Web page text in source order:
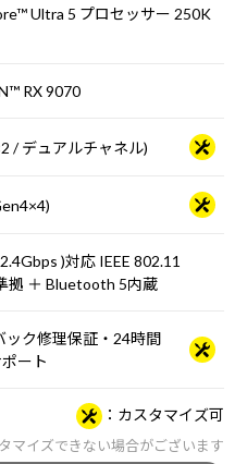
Ultra 5 プロセッサー 250K
RX 9070
/ デュアルチャネル)
)対応 IEEE 802.11
拠 ＋ Bluetooth 5内蔵
ック修理保証・24時間
ート
カスタマイズ可
マイズできない場合がございます